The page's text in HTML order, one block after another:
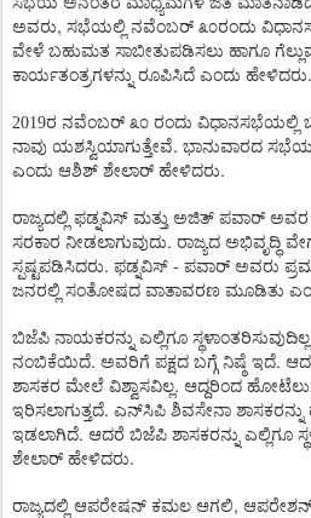
ಅವರು, ಸಭೆಯಲ್ಲಿ ನವೆಂಬರ್ ೩೦ರಂದು
ವೇಳೆ ಬಹುಮತ ಸಾಬೀತುಪಡಿಸಲು ಹಾಗೂ
ಕಾರ್ಯತಂತ್ರಗಳನ್ನು ರೂಪಿಸಿದೆ ಎಂದು ಹೇಳಿದರು.
2019ರ ನವೆಂಬರ್ ೩೦ ರಂದು ವಿಧಾನಸಭೆಯಲ್ಲಿ
ನಾವು ಯಶಸ್ವಿಯಾಗುತ್ತೇವೆ. ಭಾನುವಾರದ
ಎಂದು ಆಶಿಶ್ ಶೇಲಾರ್ ಹೇಳಿದರು.
ರಾಜ್ಯದಲ್ಲಿ ಫಡ್ನವಿಸ್ ಮತ್ತು ಅಜಿತ್ ಪವಾರ್ ಅವರ
ಸರಕಾರ ನೀಡಲಾಗುವುದು. ರಾಜ್ಯದ ಅಭಿವೃದ್ಧಿ
ಸ್ಪಷ್ಟಪಡಿಸಿದರು. ಫಡ್ನವಿಸ್ - ಪವಾರ್ ಅವರು
ಜನರಲ್ಲಿ ಸಂತೋಷದ ವಾತಾವರಣ ಮೂಡಿತು
ಬಿಜೆಪಿ ನಾಯಕರನ್ನು ಎಲ್ಲಿಗೂ ಸ್ಥಳಾಂತರಿಸುವುದಿಲ್ಲ
ನಂಬಿಕೆಯಿದೆ. ಅವರಿಗೆ ಪಕ್ಷದ ಬಗ್ಗೆ ನಿಷ್ಠೆ ಇದೆ.
ಶಾಸಕರ ಮೇಲೆ ವಿಶ್ವಾಸವಿಲ್ಲ. ಆದ್ದರಿಂದ
ಇರಿಸಲಾಗುತ್ತದೆ. ಎನ್ಸಿಪಿ ಶಿವಸೇನಾ ಶಾಸಕರನ್ನು
ಇಡಲಾಗಿದೆ. ಆದರೆ ಬಿಜೆಪಿ ಶಾಸಕರನ್ನು ಎಲ್ಲಿಗೂ
ಶೇಲಾರ್ ಹೇಳಿದರು.
ರಾಜ್ಯದಲ್ಲಿ ಆಪರೇಷನ್ ಕಮಲ ಆಗಲಿ,